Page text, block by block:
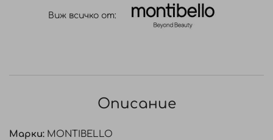
Виж всичко от:
Описание
Марки: MONTIBELLO